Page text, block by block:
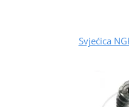
Svjećica